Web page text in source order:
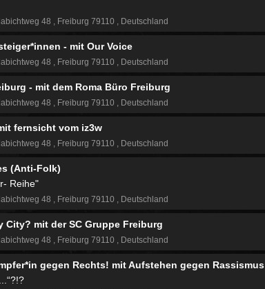
48 Freiburg 79110 Deutschland
- mit Our Voice
48 Freiburg 79110 Deutschland
- mit dem Roma Büro Freiburg
48 Freiburg 79110 Deutschland
fernsicht vom iz3w
48 Freiburg 79110 Deutschland
(Anti-Folk)
Reihe"
48 Freiburg 79110 Deutschland
City? mit der SC Gruppe Freiburg
48 Freiburg 79110 Deutschland
gegen Rechts! mit Aufstehen gegen Rassismus